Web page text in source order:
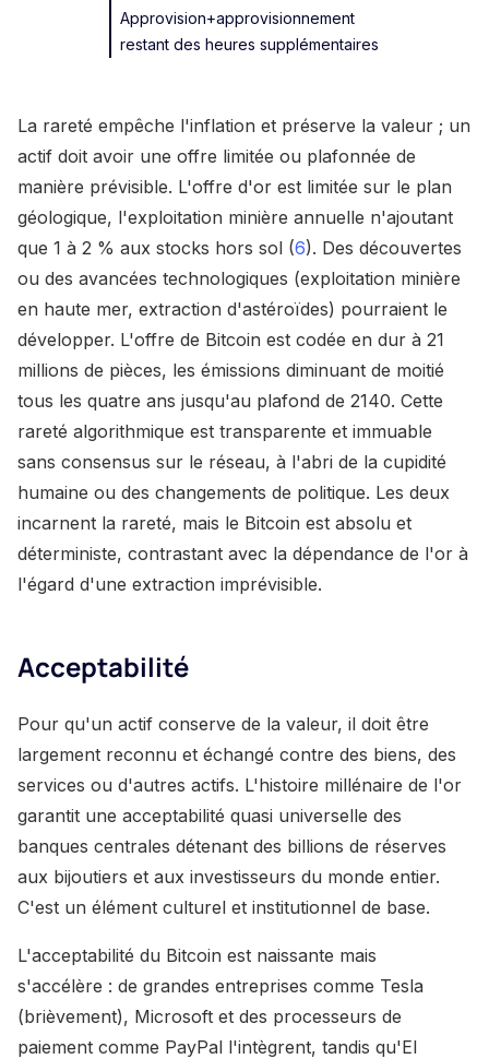
Approvision+approvisionnement
restant des heures supplémentaires
La rareté empêche l'inflation et préserve la valeur ; un
actif doit avoir une offre limitée ou plafonnée de
manière prévisible. L'offre d'or est limitée sur le plan
géologique, l'exploitation minière annuelle n'ajoutant
que 1 à 2 % aux stocks hors sol (6). Des découvertes
ou des avancées technologiques (exploitation minière
en haute mer, extraction d'astéroïdes) pourraient le
développer. L'offre de Bitcoin est codée en dur à 21
millions de pièces, les émissions diminuant de moitié
tous les quatre ans jusqu'au plafond de 2140. Cette
rareté algorithmique est transparente et immuable
sans consensus sur le réseau, à l'abri de la cupidité
humaine ou des changements de politique. Les deux
incarnent la rareté, mais le Bitcoin est absolu et
déterministe, contrastant avec la dépendance de l'or à
l'égard d'une extraction imprévisible.
Acceptabilité
Pour qu'un actif conserve de la valeur, il doit être
largement reconnu et échangé contre des biens, des
services ou d'autres actifs. L'histoire millénaire de l'or
garantit une acceptabilité quasi universelle des
banques centrales détenant des billions de réserves
aux bijoutiers et aux investisseurs du monde entier.
C'est un élément culturel et institutionnel de base.
L'acceptabilité du Bitcoin est naissante mais
s'accélère : de grandes entreprises comme Tesla
(brièvement), Microsoft et des processeurs de
paiement comme PayPal l'intègrent, tandis qu'El